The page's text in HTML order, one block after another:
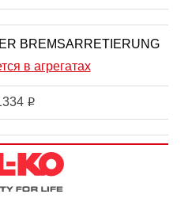
BREMSARRETIERUNG
в агрегатах
i